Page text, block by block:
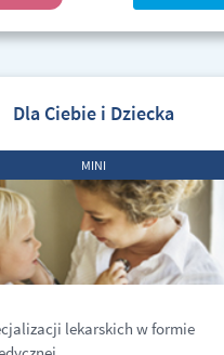
Dla Ciebie i Dziecka
MINI
lekarskich w formie